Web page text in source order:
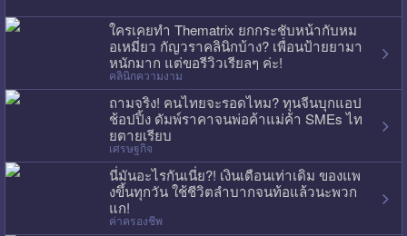
ใครเคยทำ Thematrix ยกกระชับหน้ากับหม
อเหมี่ยว กัญวราคลินิกบ้าง? เพื่อนป้ายยามา
หนักมาก แต่ขอรีวิวเรียลๆ ค่ะ!
คลินิกความงาม
ถามจริง! คนไทยจะรอดไหม? ทุนจีนบุกแอป
ช้อปปิ้ง ดัมพ์ราคาจนพ่อค้าแม่ค้า SMEs ไท
ยตายเรียบ
เศรษฐกิจ
นี่มันอะไรกันเนี่ย?! เงินเดือนเท่าเดิม ของแพ
งขึ้นทุกวัน ใช้ชีวิตลำบากจนท้อแล้วนะพวก
แก!
ค่าครองชีพ